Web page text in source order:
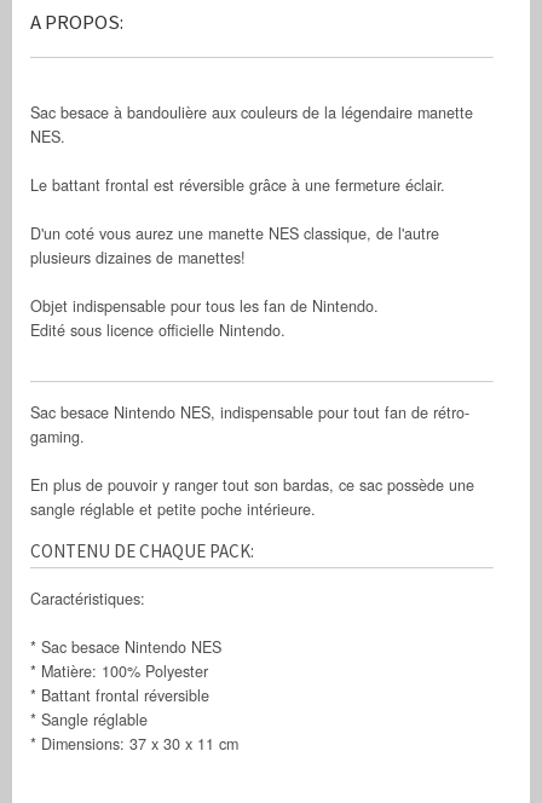
A PROPOS:
Sac besace à bandoulière aux couleurs de la légendaire manette
NES.
Le battant frontal est réversible grâce à une fermeture éclair.
D'un coté vous aurez une manette NES classique, de l'autre
plusieurs dizaines de manettes!
Objet indispensable pour tous les fan de Nintendo.
Edité sous licence officielle Nintendo.
Sac besace Nintendo NES, indispensable pour tout fan de rétro-
gaming.
En plus de pouvoir y ranger tout son bardas, ce sac possède une
sangle réglable et petite poche intérieure.
CONTENU DE CHAQUE PACK:
Caractéristiques:
* Sac besace Nintendo NES
* Matière: 100% Polyester
* Battant frontal réversible
* Sangle réglable
* Dimensions: 37 x 30 x 11 cm